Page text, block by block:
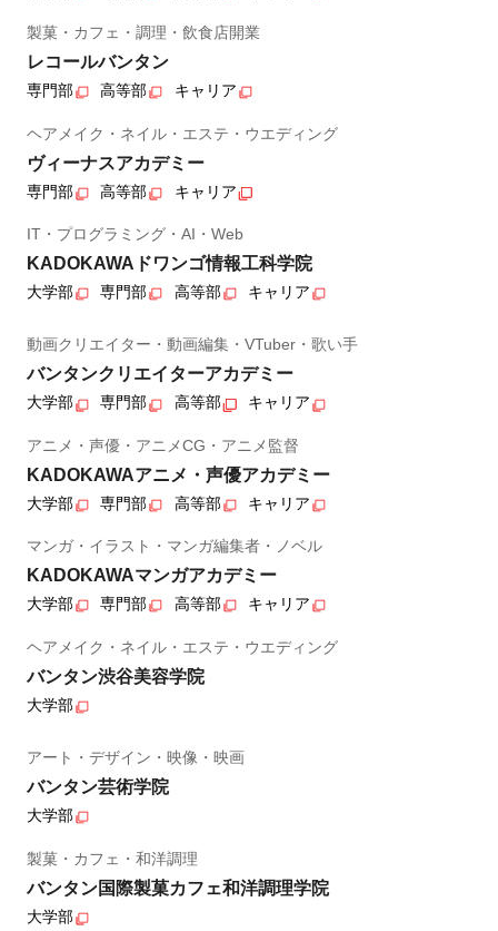
製菓・カフェ・調理・飲食店開業
レコールバンタン
専門部 高等部 キャリア
ヘアメイク・ネイル・エステ・ウエディング
ヴィーナスアカデミー
専門部 高等部 キャリア
IT・プログラミング・AI・Web
KADOKAWAドワンゴ情報工科学院
大学部 専門部 高等部 キャリア
動画クリエイター・動画編集・VTuber・歌い手
バンタンクリエイターアカデミー
大学部 専門部 高等部 キャリア
アニメ・声優・アニメCG・アニメ監督
KADOKAWAアニメ・声優アカデミー
大学部 専門部 高等部 キャリア
マンガ・イラスト・マンガ編集者・ノベル
KADOKAWAマンガアカデミー
大学部 専門部 高等部 キャリア
ヘアメイク・ネイル・エステ・ウエディング
バンタン渋谷美容学院
大学部
アート・デザイン・映像・映画
バンタン芸術学院
大学部
製菓・カフェ・和洋調理
バンタン国際製菓カフェ和洋調理学院
大学部